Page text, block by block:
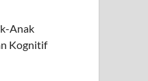
Anak
Kognitif